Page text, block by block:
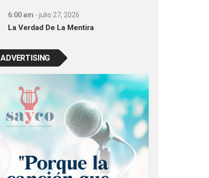
6:00 am - julio 27, 2026
La Verdad De La Mentira
ADVERTISING